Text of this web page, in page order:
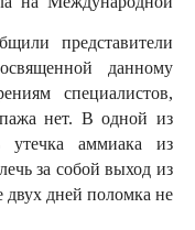
представители
данному
специалистов,
нет. В одной из
утечка аммиака из
за собой выход из
двух дней поломка не